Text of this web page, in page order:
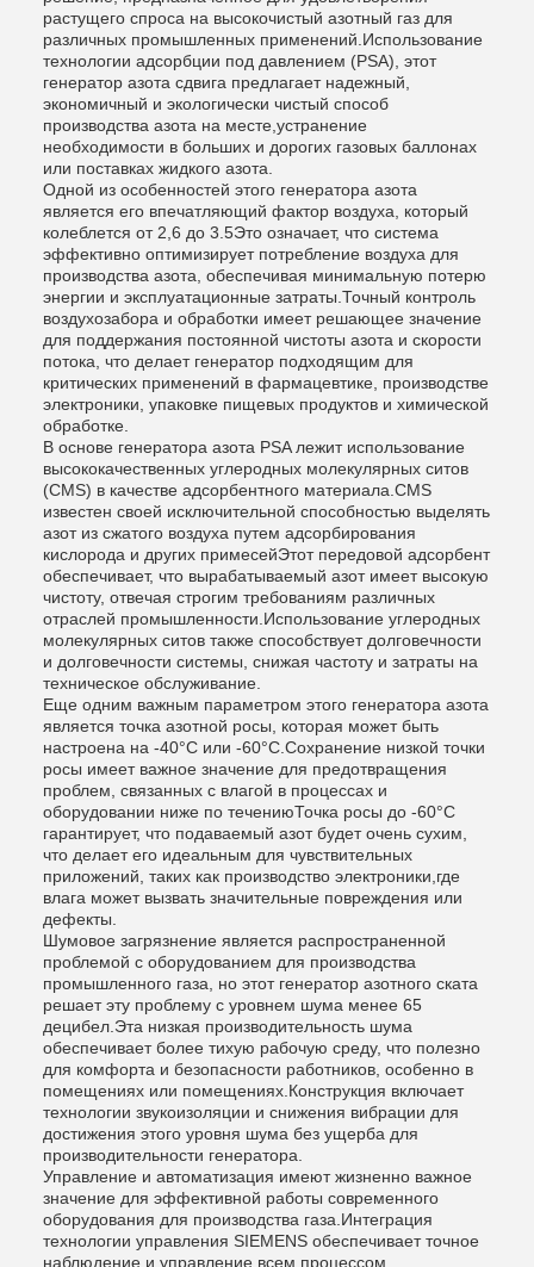
растущего спроса на высокочистый азотный газ для
различных промышленных применений.Использование
технологии адсорбции под давлением (PSA), этот
генератор азота сдвига предлагает надежный,
экономичный и экологически чистый способ
производства азота на месте,устранение
необходимости в больших и дорогих газовых баллонах
или поставках жидкого азота.
Одной из особенностей этого генератора азота
является его впечатляющий фактор воздуха, который
колеблется от 2,6 до 3.5Это означает, что система
эффективно оптимизирует потребление воздуха для
производства азота, обеспечивая минимальную потерю
энергии и эксплуатационные затраты.Точный контроль
воздухозабора и обработки имеет решающее значение
для поддержания постоянной чистоты азота и скорости
потока, что делает генератор подходящим для
критических применений в фармацевтике, производстве
электроники, упаковке пищевых продуктов и химической
обработке.
В основе генератора азота PSA лежит использование
высококачественных углеродных молекулярных ситов
(CMS) в качестве адсорбентного материала.CMS
известен своей исключительной способностью выделять
азот из сжатого воздуха путем адсорбирования
кислорода и других примесейЭтот передовой адсорбент
обеспечивает, что вырабатываемый азот имеет высокую
чистоту, отвечая строгим требованиям различных
отраслей промышленности.Использование углеродных
молекулярных ситов также способствует долговечности
и долговечности системы, снижая частоту и затраты на
техническое обслуживание.
Еще одним важным параметром этого генератора азота
является точка азотной росы, которая может быть
настроена на -40°C или -60°C.Сохранение низкой точки
росы имеет важное значение для предотвращения
проблем, связанных с влагой в процессах и
оборудовании ниже по течениюТочка росы до -60°C
гарантирует, что подаваемый азот будет очень сухим,
что делает его идеальным для чувствительных
приложений, таких как производство электроники,где
влага может вызвать значительные повреждения или
дефекты.
Шумовое загрязнение является распространенной
проблемой с оборудованием для производства
промышленного газа, но этот генератор азотного ската
решает эту проблему с уровнем шума менее 65
децибел.Эта низкая производительность шума
обеспечивает более тихую рабочую среду, что полезно
для комфорта и безопасности работников, особенно в
помещениях или помещениях.Конструкция включает
технологии звукоизоляции и снижения вибрации для
достижения этого уровня шума без ущерба для
производительности генератора.
Управление и автоматизация имеют жизненно важное
значение для эффективной работы современного
оборудования для производства газа.Интеграция
технологии управления SIEMENS обеспечивает точное
наблюдение и управление всем процессом